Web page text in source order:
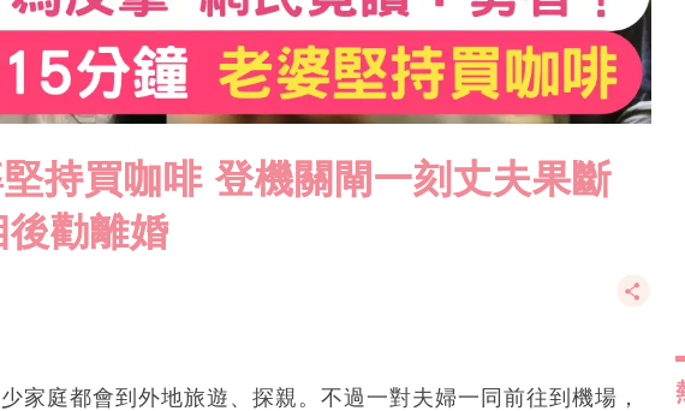
持買咖啡 登機關閘一刻丈夫果斷
後勸離婚
家庭都會到外地旅遊、探親。不過一對夫婦一同前往到機場，